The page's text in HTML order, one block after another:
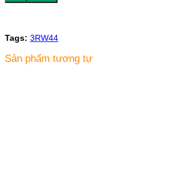
Tags: 3RW44
Sản phẩm tương tự